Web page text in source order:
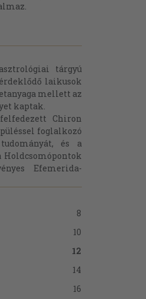
tárgyú
laikusok
mellett az
kaptak.
Chiron
foglalkozó
és a
Efemerida-
8
10
12
14
16